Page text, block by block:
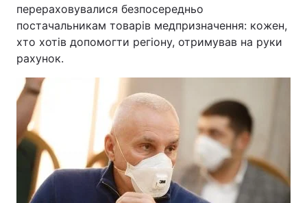
перераховувалися безпосередньо
постачальникам товарів медпризначення: кожен,
хто хотів допомогти регіону, отримував на руки
рахунок.